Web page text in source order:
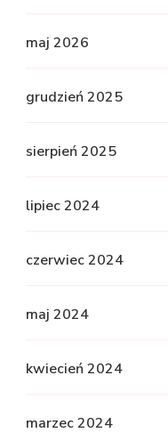
maj 2026
grudzień 2025
sierpień 2025
lipiec 2024
czerwiec 2024
maj 2024
kwiecień 2024
marzec 2024